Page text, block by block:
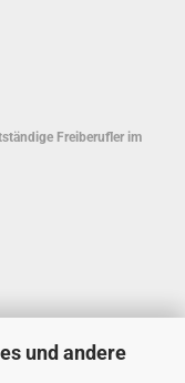
und andere
Freiberufler im